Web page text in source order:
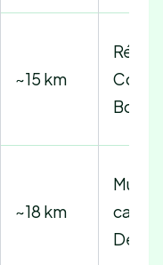
~15 km
~18 km
café,